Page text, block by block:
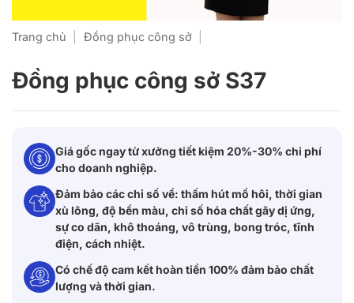
Trang chủ Đồng phục công sở
Đồng phục công sở S37
Giá gốc ngay từ xưởng tiết kiệm 20%-30% chi phí
cho doanh nghiệp.
Đảm bảo các chỉ số về: thấm hút mồ hôi, thời gian
xù lông, độ bền màu, chỉ số hóa chất gây dị ứng,
sự co dãn, khô thoáng, vô trùng, bong tróc, tĩnh
điện, cách nhiệt.
Có chế độ cam kết hoàn tiền 100% đảm bảo chất
lượng và thời gian.